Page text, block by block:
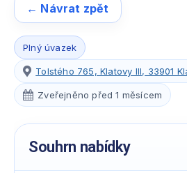
← Návrat zpět
Plný úvazek
Tolstého 765, Klatovy III, 33901
Zveřejněno před 1 měsícem
Souhrn nabídky